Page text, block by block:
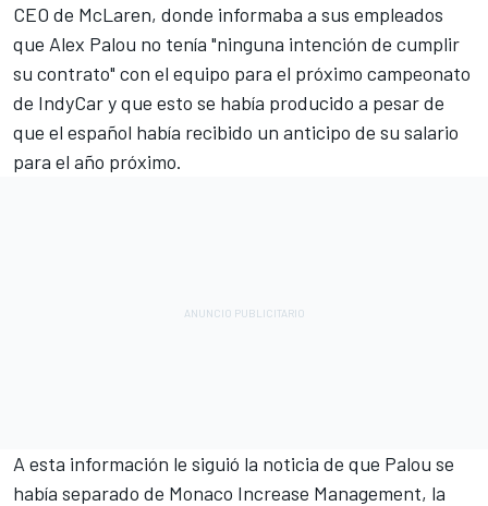
CEO de McLaren, donde informaba a sus empleados
que Alex Palou no tenía "ninguna intención de cumplir
su contrato" con el equipo para el próximo campeonato
de IndyCary que esto se había producido a pesar de
que el español había recibido un anticipo de su salario
para el año próximo.
A esta información le siguió la noticia de que Palou se
había separado de Monaco Increase Management, la